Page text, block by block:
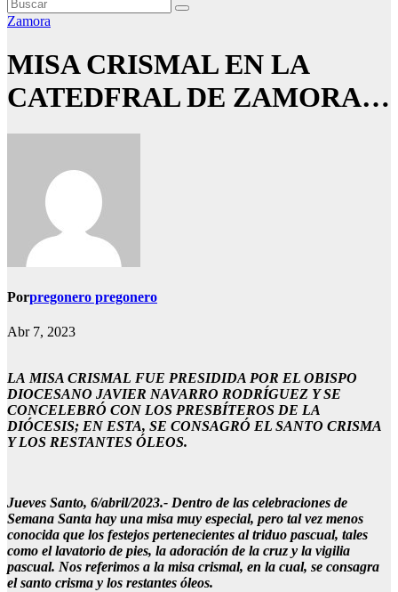
Zamora
MISA CRISMAL EN LA
CATEDFRAL DE ZAMORA…
Porpregonero pregonero
Abr 7, 2023
LA MISA CRISMAL FUE PRESIDIDA POR EL OBISPO
DIOCESANO JAVIER NAVARRO RODRÍGUEZ Y SE
CONCELEBRÓ CON LOS PRESBÍTEROS DE LA
DIÓCESIS; EN ESTA, SE CONSAGRÓ EL SANTO CRISMA
Y LOS RESTANTES ÓLEOS.
Jueves Santo, 6/abril/2023.- Dentro de las celebraciones de
Semana Santa hay una misa muy especial, pero tal vez menos
conocida que los festejos pertenecientes al triduo pascual, tales
como el lavatorio de pies, la adoración de la cruz y la vigilia
pascual. Nos referimos a la misa crismal, en la cual, se consagra
el santo crisma y los restantes óleos.